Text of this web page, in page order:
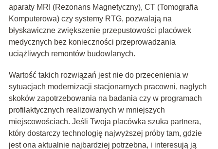
aparaty MRI (Rezonans Magnetyczny), CT (Tomografia
Komputerowa) czy systemy RTG, pozwalają na
błyskawiczne zwiększenie przepustowości placówek
medycznych bez konieczności przeprowadzania
uciążliwych remontów budowlanych.
Wartość takich rozwiązań jest nie do przecenienia w
sytuacjach modernizacji stacjonarnych pracowni, nagłych
skoków zapotrzebowania na badania czy w programach
profilaktycznych realizowanych w mniejszych
miejscowościach. Jeśli Twoja placówka szuka partnera,
który dostarczy technologię najwyższej próby tam, gdzie
jest ona aktualnie najbardziej potrzebna, i interesują ją